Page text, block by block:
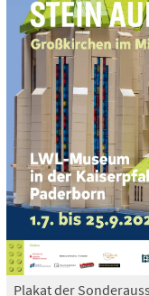
Plakat der